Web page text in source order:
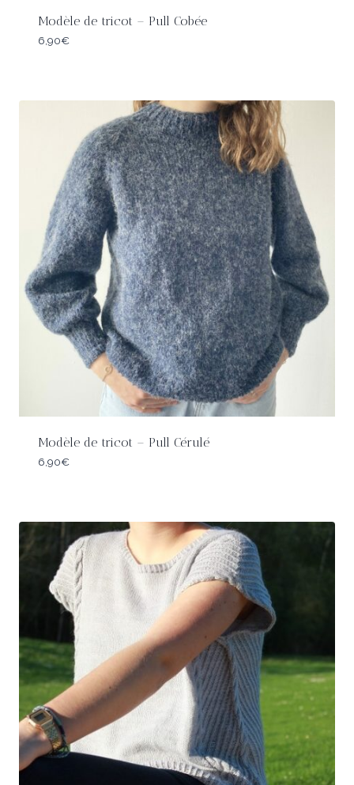
Modèle de tricot – Pull Cobée
6,90€
Modèle de tricot – Pull Cérulé
6,90€